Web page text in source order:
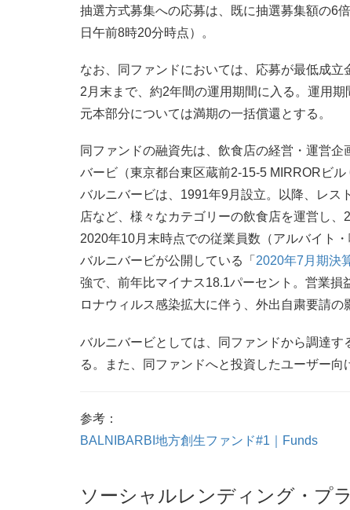
抽選方式募集への応募は、既に抽選募集額の6
日午前8時20分時点）。
なお、同ファンドにおいては、応募が最低成
2月末まで、約2年間の運用期間に入る。運用
元本部分については満期の一括償還とする。
同ファンドの融資先は、飲食店の経営・運営
バービ（東京都台東区蔵前2-15-5 MIRRORビル
バルニバービは、1991年9月設立。以降、レス
店など、様々なカテゴリーの飲食店を運営し
2020年10月末時点での従業員数（アルバイト・
バルニバービが公開している「 2020年7月期決
強で、前年比マイナス18.1パーセント。営業
ロナウィルス感染拡大に伴う、外出自粛要請の
バルニバービとしては、同ファンドから調達
る。また、同ファンドへと投資したユーザー向
参考：
BALNIBARBI地方創生ファンド#1｜Funds
ソーシャルレンディング・プ